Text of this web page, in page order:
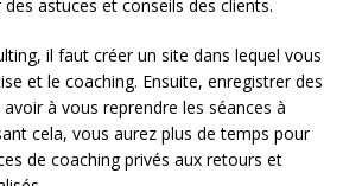
astuces et conseils des clients.
il faut créer un site dans lequel vous
et le coaching. Ensuite, enregistrer des
à vous reprendre les séances à
cela, vous aurez plus de temps pour
de coaching privés aux retours et